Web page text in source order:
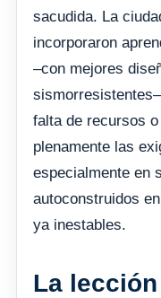
sacudida. La
incorporaron
–con mejores
falta de recursos
plenamente las
especialmente en
autoconstruidos
ya inestables.
La